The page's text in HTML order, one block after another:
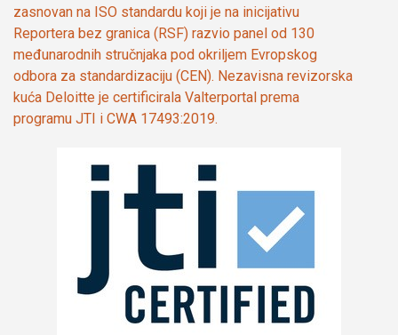
zasnovan na ISO standardu koji je na inicijativu
Reportera bez granica (RSF) razvio panel od 130
međunarodnih stručnjaka pod okriljem Evropskog
odbora za standardizaciju (CEN). Nezavisna revizorska
kuća Deloitte je certificirala Valterportal prema
programu JTI i CWA 17493:2019.